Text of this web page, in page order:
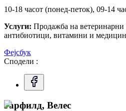
10-18 часот (понед-петок), 09-14
Услуги: Продажба на ветеринарни
антибиотици, витамини и
Фејсбук
Сподели :
Гарфилд, Велес